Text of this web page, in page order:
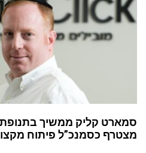
סמארט קליק ממשיך בתנופת
מצטרף כסמנכ”ל פיתוח